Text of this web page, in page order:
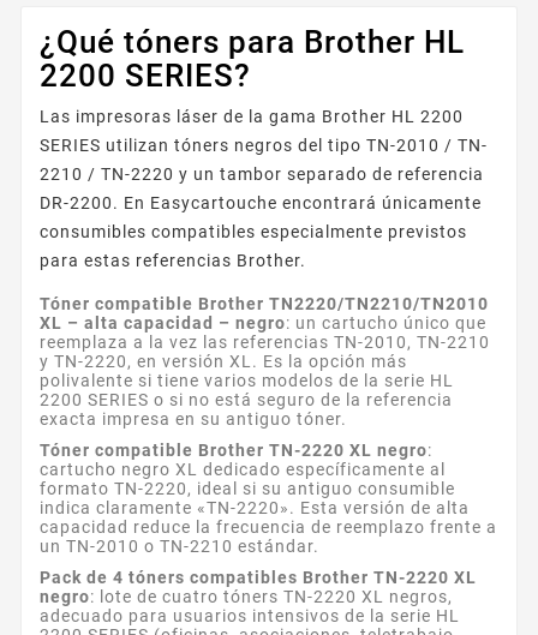
¿Qué tóners para Brother HL
2200 SERIES?
Las impresoras láser de la gama Brother HL 2200
SERIES utilizan tóners negros del tipo TN-2010 / TN-
2210 / TN-2220 y un tambor separado de referencia
DR-2200. En Easycartouche encontrará únicamente
consumibles compatibles especialmente previstos
para estas referencias Brother.
Tóner compatible Brother TN2220/TN2210/TN2010
XL – alta capacidad – negro: un cartucho único que
reemplaza a la vez las referencias TN-2010, TN-2210
y TN-2220, en versión XL. Es la opción más
polivalente si tiene varios modelos de la serie HL
2200 SERIES o si no está seguro de la referencia
exacta impresa en su antiguo tóner.
Tóner compatible Brother TN-2220 XL negro:
cartucho negro XL dedicado específicamente al
formato TN-2220, ideal si su antiguo consumible
indica claramente «TN-2220». Esta versión de alta
capacidad reduce la frecuencia de reemplazo frente a
un TN-2010 o TN-2210 estándar.
Pack de 4 tóners compatibles Brother TN-2220 XL
negro: lote de cuatro tóners TN-2220 XL negros,
adecuado para usuarios intensivos de la serie HL